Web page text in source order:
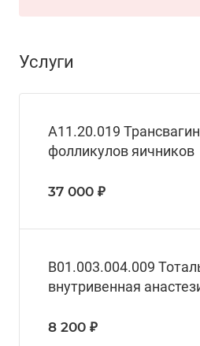
Услуги
А11.20.019
фолликулов яичников
37 000 ₽
В01.003.004.009
внутривенная
8 200 ₽